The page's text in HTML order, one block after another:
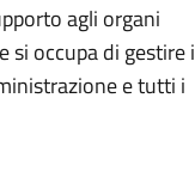
agli organi
si occupa di gestire i
e tutti i